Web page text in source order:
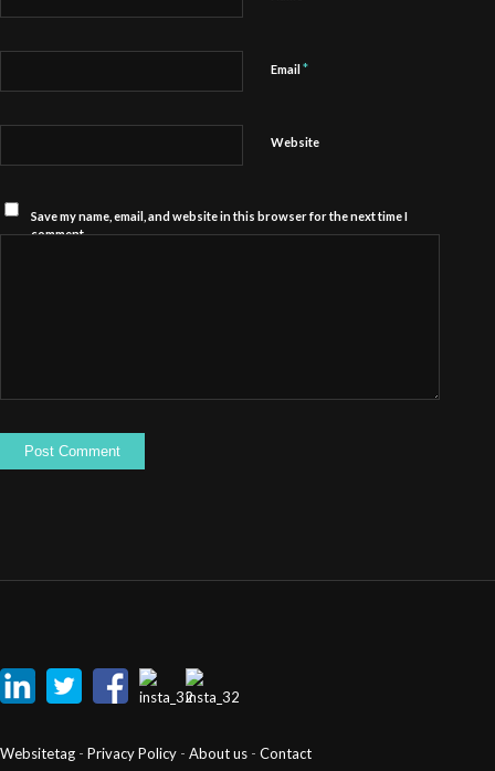
Email*
Website
Save my name, email, and website in this browser for the next time I
comment.
Websitetag - Privacy Policy - About us - Contact